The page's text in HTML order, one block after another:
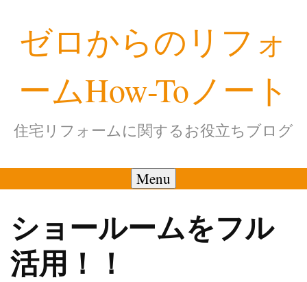
Skip
toゼロからのリフォ
ームHow-Toノート
住宅リフォームに関するお役立ちブログ
Menu
ショールームをフル
活用！！